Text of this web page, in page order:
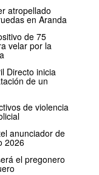
atropellado
en Aranda
de 75
velar por la
Directo inicia
de un
de violencia
anunciador de
2026
el pregonero